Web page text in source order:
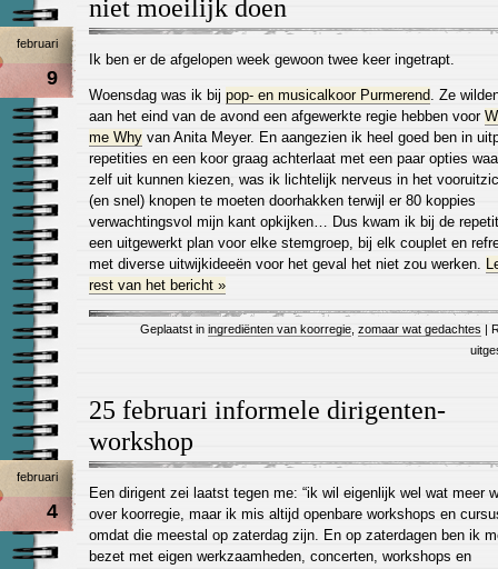
niet moeilijk doen
februari
9
Ik ben er de afgelopen week gewoon twee keer ingetrapt.
Woensdag was ik bij pop- en musicalkoor Purmerend. Ze
aan het eind van de avond een afgewerkte regie hebben voor
me Why van Anita Meyer. En aangezien ik heel goed ben in
repetities en een koor graag achterlaat met een paar opties
zelf uit kunnen kiezen, was ik lichtelijk nerveus in het
(en snel) knopen te moeten doorhakken terwijl er 80 koppies
verwachtingsvol mijn kant opkijken… Dus kwam ik bij de
een uitgewerkt plan voor elke stemgroep, bij elk couplet en
met diverse uitwijkideeën voor het geval het niet zou werken.
rest van het bericht »
Geplaatst in ingrediënten van koorregie zomaar wat gedachtes |
25 februari informele dirigenten-
workshop
februari
4
Een dirigent zei laatst tegen me: “ik wil eigenlijk wel wat meer
over koorregie, maar ik mis altijd openbare workshops en
omdat die meestal op zaterdag zijn. En op zaterdagen ben ik
bezet met eigen werkzaamheden, concerten, workshops en